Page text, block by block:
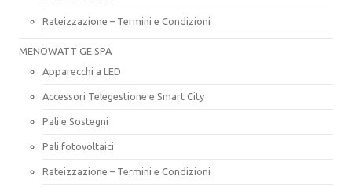
Rateizzazione – Termini e Condizioni
MENOWATT GE SPA
Apparecchi a LED
Accessori Telegestione e Smart City
Pali e Sostegni
Pali fotovoltaici
Rateizzazione – Termini e Condizioni